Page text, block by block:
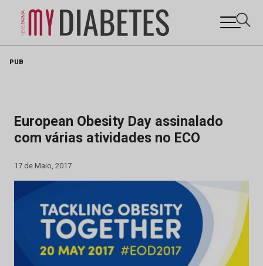
PUB
European Obesity Day assinalado
com várias atividades no ECO
17 de Maio, 2017